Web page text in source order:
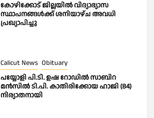
കോഴിക്കോട് ജില്ലയിൽ വിദ്യാഭ്യാസ
സ്ഥാപനങ്ങൾക്ക് ശനിയാഴ്ച അവധി
പ്രഖ്യാപിച്ചു
Calicut News Obituary
പയ്യോളി പി.ടി. ഉഷ റോഡിൽ സാബിറ
മൻസിൽ ടി.പി. കാതിരിക്കോയ ഹാജി (84)
നിര്യാതനായി